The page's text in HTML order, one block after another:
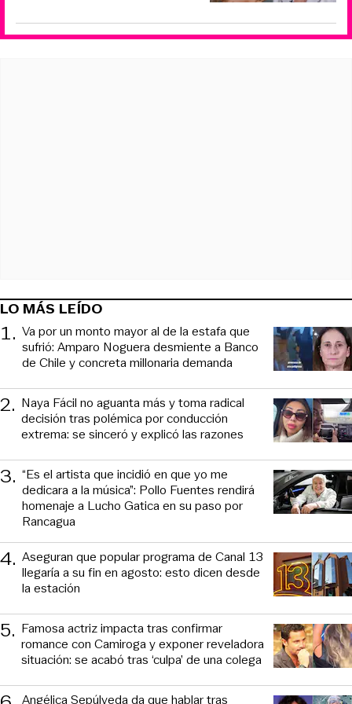
LO MÁS LEÍDO
1. Va por un monto mayor al de la estafa que
sufrió: Amparo Noguera desmiente a Banco
de Chile y concreta millonaria demanda
2. Naya Fácil no aguanta más y toma radical
decisión tras polémica por conducción
extrema: se sinceró y explicó las razones
3. “Es el artista que incidió en que yo me
dedicara a la música”: Pollo Fuentes rendirá
homenaje a Lucho Gatica en su paso por
Rancagua
4. Aseguran que popular programa de Canal 13
llegaría a su fin en agosto: esto dicen desde
la estación
5. Famosa actriz impacta tras confirmar
romance con Camiroga y exponer reveladora
situación: se acabó tras ‘culpa’ de una colega
Angélica Sepúlveda da que hablar tras